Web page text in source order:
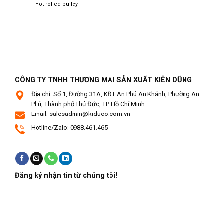
Hot rolled pulley
CÔNG TY TNHH THƯƠNG MẠI SẢN XUẤT KIÊN DŨNG
Địa chỉ: Số 1, Đường 31A, KĐT An Phú An Khánh, Phường An
Phú, Thành phố Thủ Đức, TP. Hồ Chí Minh
Email: salesadmin@kiduco.com.vn
Hotline/Zalo: 0988.461.465
Đăng ký nhận tin từ chúng tôi!